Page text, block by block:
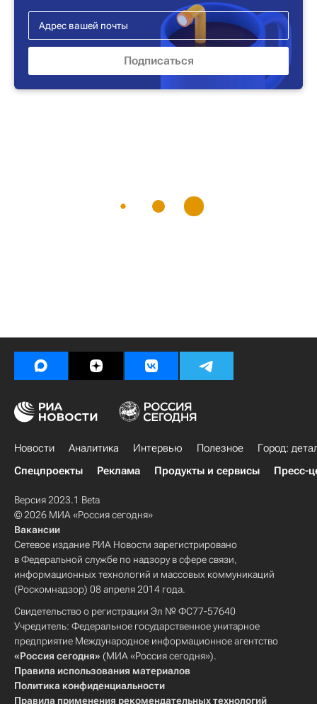
Новости Аналитика Интервью Полезное
Город:
Спецпроекты
Реклама Продукты и сервисы Пресс-
Версия 2023.1 Beta
© 2026 МИА «Россия сегодня»
Вакансии
Сетевое издание РИА Новости зарегистрировано
в Федеральной службе по надзору в сфере связи,
информационных технологий и массовых коммуникаций
(Роскомнадзор) 08 апреля 2014 года.
Свидетельство о регистрации Эл № ФС77-57640
Учредитель: Федеральное государственное унитарное
предприятие Международное информационное агентство
«Россия сегодня» (МИА «Россия сегодня»).
Правила использования материалов
Политика конфиденциальности
Правила применения рекомендательных технологий